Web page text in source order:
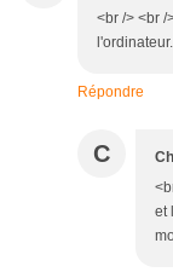
<br /> <br /
Répondre
C
et